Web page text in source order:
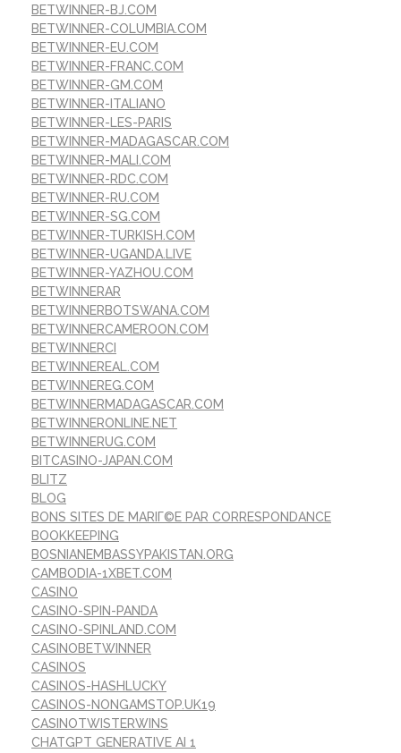
BETWINNER-BJ.COM
BETWINNER-COLUMBIA.COM
BETWINNER-EU.COM
BETWINNER-FRANC.COM
BETWINNER-GM.COM
BETWINNER-ITALIANO
BETWINNER-LES-PARIS
BETWINNER-MADAGASCAR.COM
BETWINNER-MALI.COM
BETWINNER-RDC.COM
BETWINNER-RU.COM
BETWINNER-SG.COM
BETWINNER-TURKISH.COM
BETWINNER-UGANDA.LIVE
BETWINNER-YAZHOU.COM
BETWINNERAR
BETWINNERBOTSWANA.COM
BETWINNERCAMEROON.COM
BETWINNERCI
BETWINNEREAL.COM
BETWINNEREG.COM
BETWINNERMADAGASCAR.COM
BETWINNERONLINE.NET
BETWINNERUG.COM
BITCASINO-JAPAN.COM
BLITZ
BLOG
BONS SITES DE MARIГ©E PAR CORRESPONDANCE
BOOKKEEPING
BOSNIANEMBASSYPAKISTAN.ORG
CAMBODIA-1XBET.COM
CASINO
CASINO-SPIN-PANDA
CASINO-SPINLAND.COM
CASINOBETWINNER
CASINOS
CASINOS-HASHLUCKY
CASINOS-NONGAMSTOP.UK19
CASINOTWISTERWINS
CHATGPT GENERATIVE AI 1